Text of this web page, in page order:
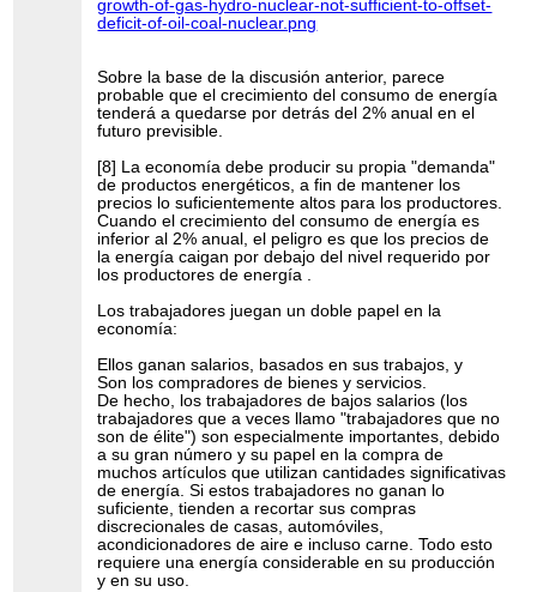
growth-of-gas-hydro-nuclear-not-sufficient-to-offset-
deficit-of-oil-coal-nuclear.png
Sobre la base de la discusión anterior, parece
probable que el crecimiento del consumo de energía
tenderá a quedarse por detrás del 2% anual en el
futuro previsible.
[8] La economía debe producir su propia "demanda"
de productos energéticos, a fin de mantener los
precios lo suficientemente altos para los productores.
Cuando el crecimiento del consumo de energía es
inferior al 2% anual, el peligro es que los precios de
la energía caigan por debajo del nivel requerido por
los productores de energía .
Los trabajadores juegan un doble papel en la
economía:
Ellos ganan salarios, basados ​​en sus trabajos, y
Son los compradores de bienes y servicios.
De hecho, los trabajadores de bajos salarios (los
trabajadores que a veces llamo "trabajadores que no
son de élite") son especialmente importantes, debido
a su gran número y su papel en la compra de
muchos artículos que utilizan cantidades significativas
de energía. Si estos trabajadores no ganan lo
suficiente, tienden a recortar sus compras
discrecionales de casas, automóviles,
acondicionadores de aire e incluso carne. Todo esto
requiere una energía considerable en su producción
y en su uso.